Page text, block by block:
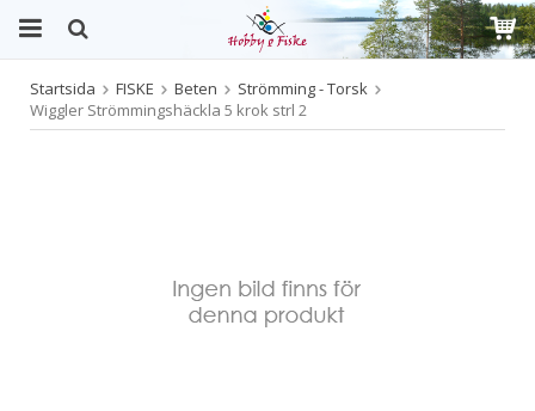
Produkten har blivit tillagd i varukorgen
Startsida FISKE Beten
Strömming - Torsk
Wiggler Strömmingshäckla 5 krok strl 2